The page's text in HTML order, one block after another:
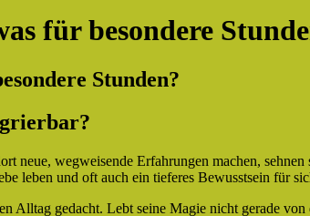
für besondere
Stunden?
neue, wegweisende Erfahrungen machen,
leben und oft auch ein tieferes Bewusstsein für
Alltag gedacht. Lebt seine Magie nicht gerade von